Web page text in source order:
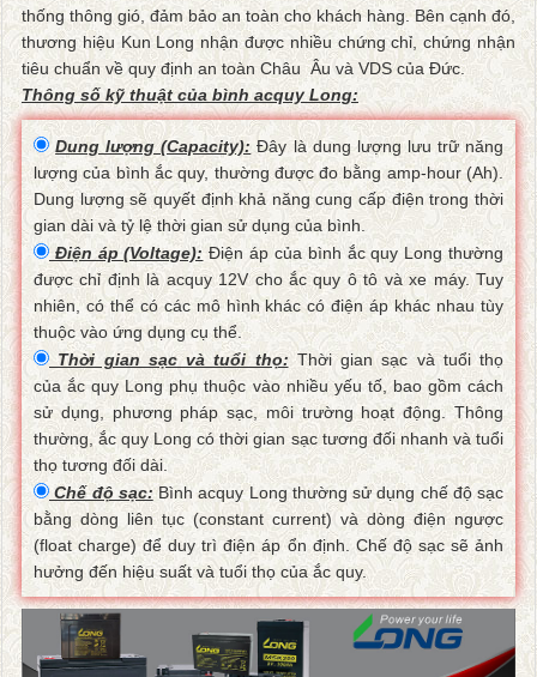
thống thông gió, đảm bảo an toàn cho khách hàng. Bên cạnh đó,
thương hiệu Kun Long nhận được nhiều chứng chỉ, chứng nhận
tiêu chuẩn về quy định an toàn Châu Âu và VDS của Đức.
Thông số kỹ thuật của bình acquy Long:
Dung lượng (Capacity): Đây là dung lượng lưu trữ năng
lượng của bình ắc quy, thường được đo bằng amp-hour (Ah).
Dung lượng sẽ quyết định khả năng cung cấp điện trong thời
gian dài và tỷ lệ thời gian sử dụng của bình.
Điện áp (Voltage): Điện áp của bình ắc quy Long thường
được chỉ định là acquy 12V cho ắc quy ô tô và xe máy. Tuy
nhiên, có thể có các mô hình khác có điện áp khác nhau tùy
thuộc vào ứng dụng cụ thể.
Thời gian sạc và tuổi thọ: Thời gian sạc và tuổi thọ
của ắc quy Long phụ thuộc vào nhiều yếu tố, bao gồm cách
sử dụng, phương pháp sạc, môi trường hoạt động. Thông
thường, ắc quy Long có thời gian sạc tương đối nhanh và tuổi
thọ tương đối dài.
Chế độ sạc:Bình acquy Long thường sử dụng chế độ sạc
bằng dòng liên tục (constant current) và dòng điện ngược
(float charge) để duy trì điện áp ổn định. Chế độ sạc sẽ ảnh
hưởng đến hiệu suất và tuổi thọ của ắc quy.